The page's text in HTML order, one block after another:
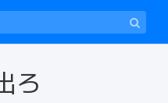
ろ